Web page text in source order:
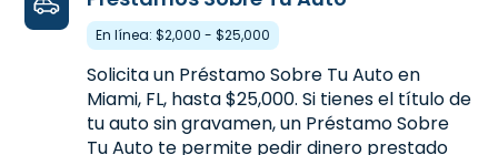
llamanos(305) 254-1910
Aprende más sobre Préstamos a Plazos
En línea: $2,000 - $25,000
Solicita un Préstamo Sobre Tu Auto en
Miami, FL, hasta $25,000. Si tienes el título de
tu auto sin gravamen, un Préstamo Sobre
Tu Auto te permite pedir dinero prestado